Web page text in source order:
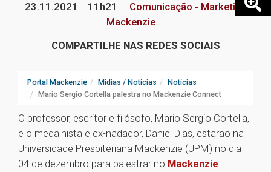
23.11.2021
11h21
Comunicação - Marketing
Mackenzie
COMPARTILHE NAS REDES SOCIAIS
Portal Mackenzie Mídias / Notícias
Notícias
Mario Sergio Cortella palestra no Mackenzie Connect
O professor, escritor e filósofo, Mario Sergio Cortella,
e o medalhista e ex-nadador, Daniel Dias, estarão na
Universidade Presbiteriana Mackenzie (UPM) no dia
04 de dezembro para palestrar no Mackenzie